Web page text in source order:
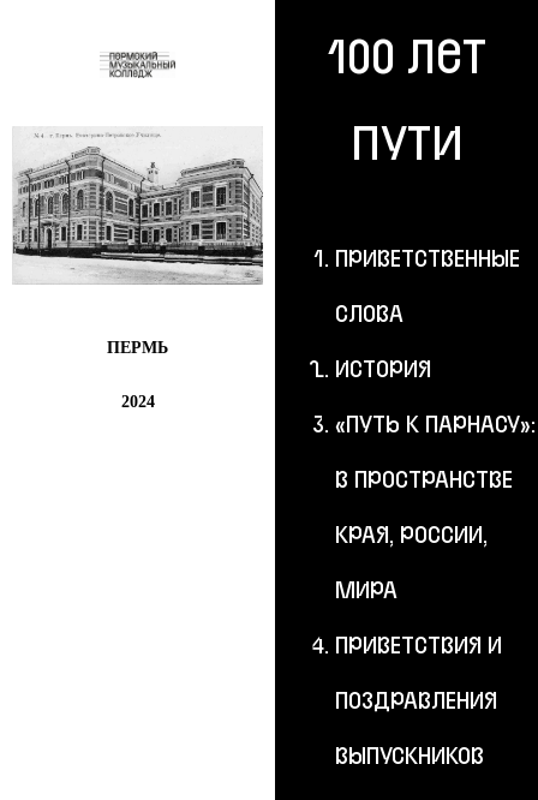
ПЕРМЬ
2024
100 лет
пути
ПРИВЕТСТВЕННЫЕ
СЛОВА
ИСТОРИЯ
«ПУТЬ К ПАРНАСУ»:
В ПРОСТРАНСТВЕ
КРАЯ, РОССИИ,
МИРА
ПРИВЕТСТВИЯ И
ПОЗДРАВЛЕНИЯ
ВЫПУСКНИКОВ